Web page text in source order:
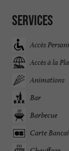
Services
Accès
Accès à la
Animations
Bar
Barbecue
Carte